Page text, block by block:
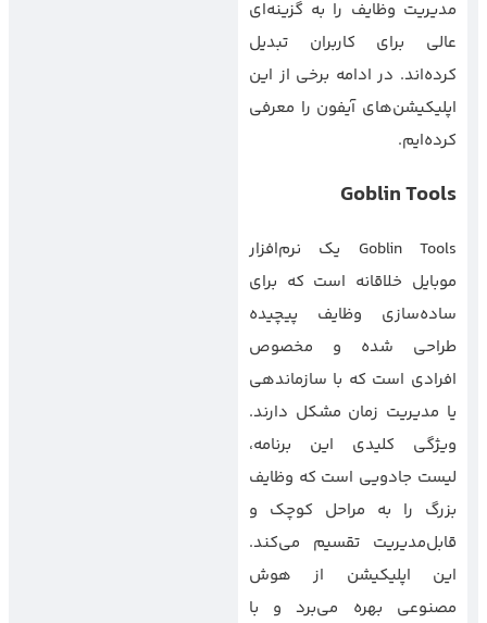
مدیریت وظایف را به گزینه‌ای
عالی برای کاربران تبدیل
کرده‌اند. در ادامه برخی از این
اپلیکیشن‌های آیفون را معرفی
کرده‌ایم.
Goblin Tools
Goblin Tools یک نرم‌افزار
موبایل خلاقانه است که برای
ساده‌سازی وظایف پیچیده
طراحی شده و مخصوص
افرادی است که با سازماندهی
یا مدیریت زمان مشکل دارند.
ویژگی کلیدی این برنامه،
لیست جادویی است که وظایف
بزرگ را به مراحل کوچک و
قابل‌مدیریت تقسیم می‌کند.
این اپلیکیشن از هوش
مصنوعی بهره می‌برد و با